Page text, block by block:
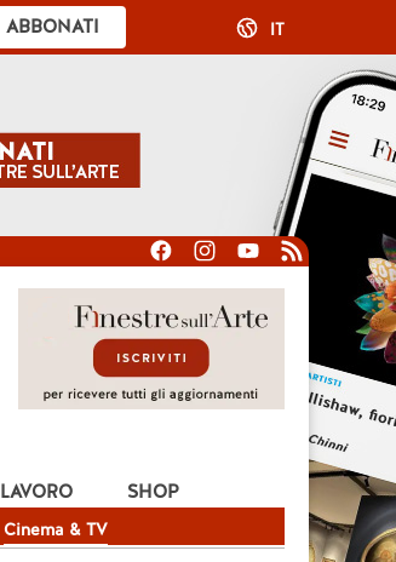
ABBONATI IT
Cinema & TV
LAVORO SHOP